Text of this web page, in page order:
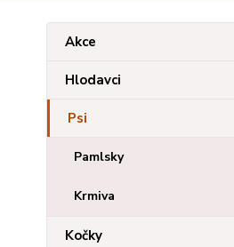
Akce
Hlodavci
Psi
Pamlsky
Krmiva
Kočky